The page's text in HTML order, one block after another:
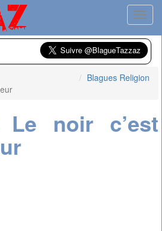
Blagues Religion
noir c’est